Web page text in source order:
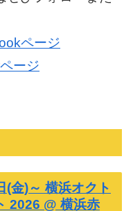
ページ
ージ
(金)～ 横浜オクト
2026 @ 横浜赤